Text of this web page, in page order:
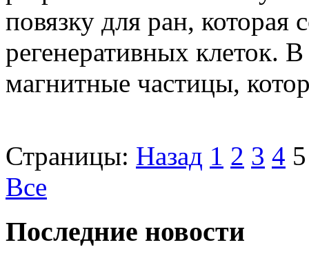
повязку для ран, которая
регенеративных клеток.
магнитные частицы,
Страницы: Назад 1 2 3 4 5
Все
Последние новости